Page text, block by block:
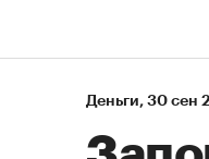
Деньги⁠, 30 сен